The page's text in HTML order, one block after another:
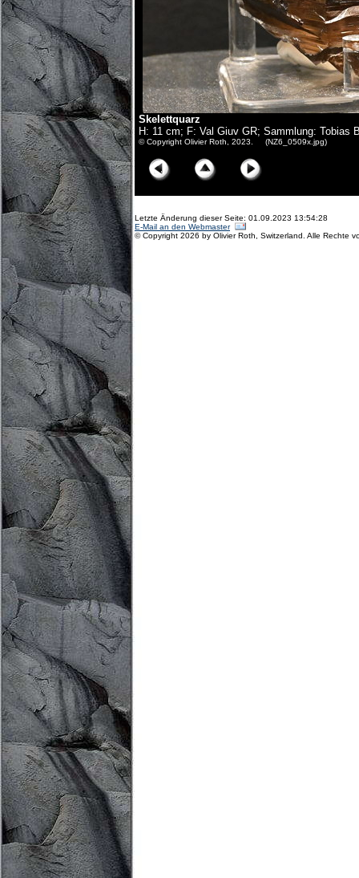
Skelettquarz
H: 11 cm; F: Val Giuv GR; Sammlung: Tobias
© Copyright Olivier Roth, 2023. (NZ6_0509x.jpg)
Letzte Änderung dieser Seite: 01.09.2023 13:54:28
E-Mail an den Webmaster
© Copyright 2026 by Olivier Roth, Switzerland. Alle Rechte